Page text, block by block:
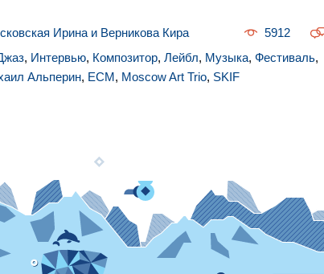
Ирина и Верникова Кира
5912
, Интервью, Композитор, Лейбл, Музыка, Фестиваль,
Альперин, ECM, Moscow Art Trio, SKIF